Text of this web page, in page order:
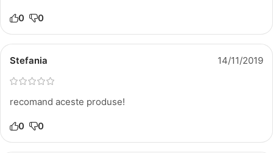
0 0
Stefania 14/11/2019
recomand aceste produse!
0 0